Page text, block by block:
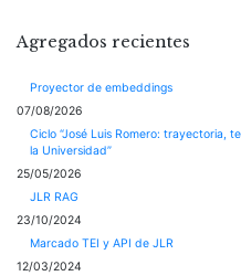
Agregados recientes
Proyector de embeddings
07/08/2026
Ciclo “José Luis Romero: trayectoria,
la Universidad”
25/05/2026
JLR RAG
23/10/2024
Marcado TEI y API de JLR
12/03/2024